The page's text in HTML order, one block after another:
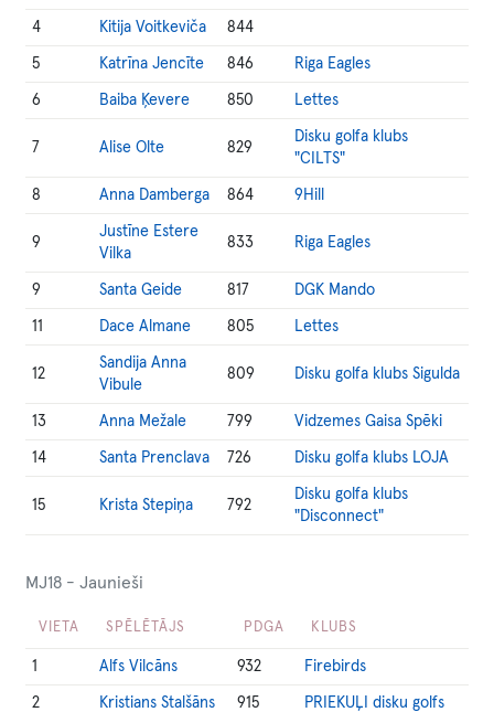
4 Kitija Voitkeviča 844
5 Katrīna Jencīte 846 Riga Eagles
6 Baiba Ķevere 850 Lettes
7 Alise Olte 829
Disku golfa klubs
"CILTS"
8 Anna Damberga 864 9Hill
9
Justīne Estere
Vilka
833 Riga Eagles
9 Santa Geide 817 DGK Mando
11 Dace Almane 805 Lettes
12
Sandija Anna
Vibule
809 Disku golfa klubs Sigulda
13 Anna Mežale 799 Vidzemes Gaisa Spēki
14 Santa Prenclava 726 Disku golfa klubs LOJA
15 Krista Stepiņa 792
Disku golfa klubs
"Disconnect"
MJ18 - Jaunieši
VIETA SPĒLĒTĀJS PDGA KLUBS
1 Alfs Vilcāns 932 Firebirds
2 Kristians Stalšāns 915 PRIEKUĻI disku golfs